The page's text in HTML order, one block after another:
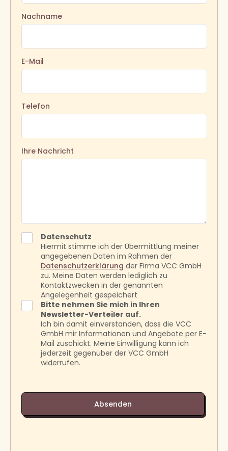
Nachname
E-Mail
Telefon
Ihre Nachricht
Datenschutz
Hiermit stimme ich der Übermittlung meiner
angegebenen Daten im Rahmen der
Datenschutzerklärung der Firma VCC GmbH
zu. Meine Daten werden lediglich zu
Kontaktzwecken in der genannten
Angelegenheit gespeichert
Bitte nehmen Sie mich in Ihren
Newsletter-Verteiler auf.
Ich bin damit einverstanden, dass die VCC
GmbH mir Informationen und Angebote per E-
Mail zuschickt. Meine Einwilligung kann ich
jederzeit gegenüber der VCC GmbH
widerrufen.